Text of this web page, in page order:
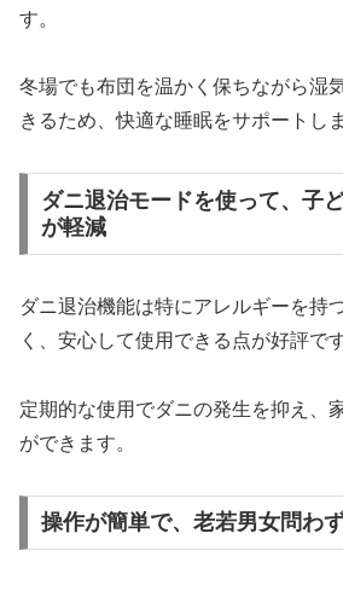
す。
冬場でも布団を温かく保ちながら湿
きるため、快適な睡眠をサポートしま
ダニ退治モードを使って、子
が軽減
ダニ退治機能は特にアレルギーを持
く、安心して使用できる点が好評です
定期的な使用でダニの発生を抑え、
ができます。
操作が簡単で、老若男女問わ